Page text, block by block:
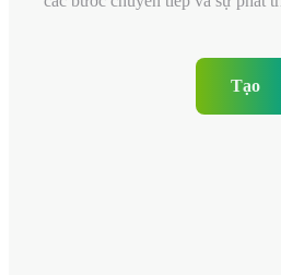
Tạo